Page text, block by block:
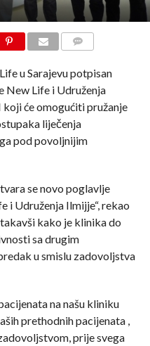
u Sarajevu potpisan
New Life i Udruženja
će omogućiti pružanje
liječenja
pod povoljnijim
se novo poglavlje
i Udruženja Ilmijje“, rekao
kako je klinika do
sa drugim
u smislu zadovoljstva
na našu kliniku
prethodnih pacijenata ,
prije svega